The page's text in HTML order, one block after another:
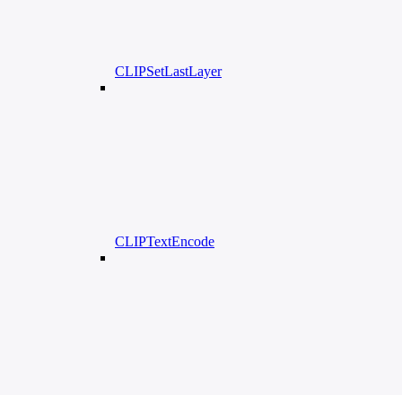
CLIPSetLastLayer
CLIPTextEncode